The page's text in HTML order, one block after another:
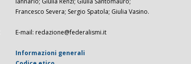
Francesco Severa; Sergio Spatola; Giulia Vasino.
E-mail: redazione@federalismi.it
Informazioni generali